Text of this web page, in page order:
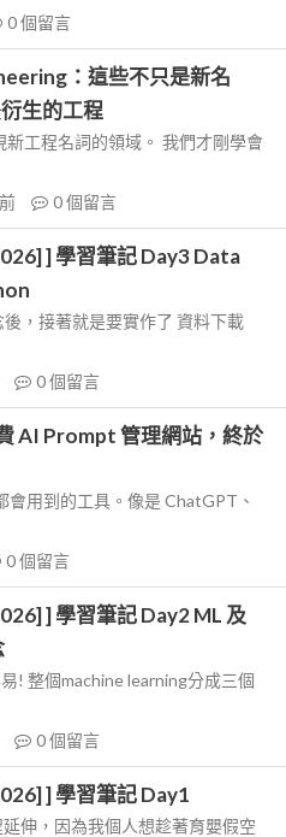
0個留言
：這些不只是新名
生的工程
工程名詞的領域。 我們才剛學會
0個留言
] 學習筆記 Day3 Data
，接著就是要實作了 資料下載
0個留言
AI Prompt 管理網站，終於
用到的工具。像是 ChatGPT、
0個留言
] 學習筆記 Day2 ML 及
! 整個machine learning分成三個
0個留言
] 學習筆記 Day1
伸，因為我個人想趁著育嬰假空